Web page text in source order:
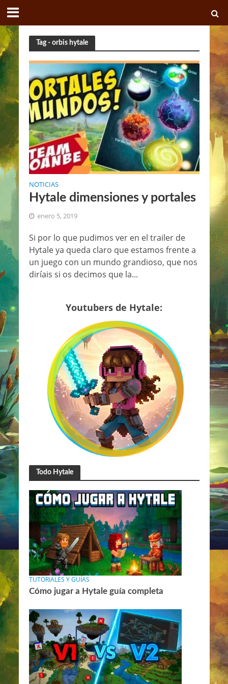
Tag - orbis hytale
NOTICIAS
Hytale dimensiones y portales
enero 5, 2019
Si por lo que pudimos ver en el trailer de
Hytale ya queda claro que estamos frente a
un juego con un mundo grandioso, que nos
diríais si os decimos que la...
Youtubers de Hytale:
Todo Hytale
TUTORIALES Y GUÍAS
Cómo jugar a Hytale guía completa